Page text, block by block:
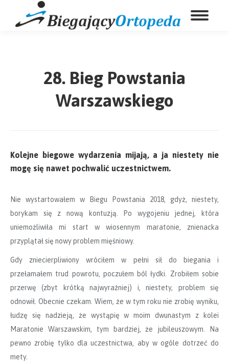
28. Bieg Powstania
Warszawskiego
Kolejne biegowe wydarzenia mijają, a ja niestety nie
mogę się nawet pochwalić uczestnictwem.
Nie wystartowałem w Biegu Powstania 2018, gdyż, niestety,
borykam się z nową kontuzją. Po wygojeniu jednej, która
uniemożliwiła mi start w wiosennym maratonie, znienacka
przyplątał się nowy problem mięśniowy.
Gdy zniecierpliwiony wróciłem w pełni sił do biegania i
przełamałem trud powrotu, poczułem ból łydki. Zrobiłem sobie
przerwę (zbyt krótką najwyraźniej) i, niestety, problem się
odnowił. Obecnie czekam. Wiem, że w tym roku nie zrobię wyniku,
łudzę się nadzieją, że wystąpię w moim dwunastym z kolei
Maratonie Warszawskim, tym bardziej, że jubileuszowym. Na
pewno zrobię tylko dla uczestnictwa, aby w ogóle dotrzeć do
mety.